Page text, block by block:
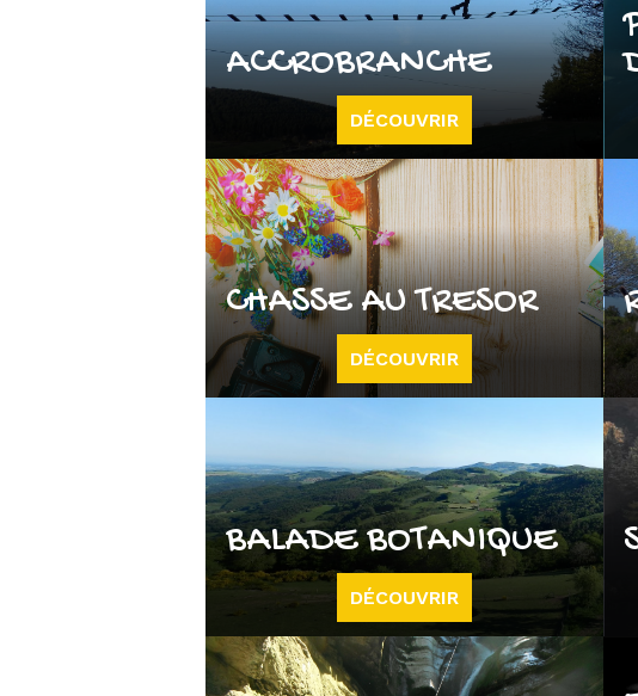
ACCROBRANCHE
DÉCOUVRIR
CHASSE AU TRESOR
DÉCOUVRIR
BALADE BOTANIQUE
DÉCOUVRIR